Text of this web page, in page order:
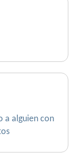
a alguien con